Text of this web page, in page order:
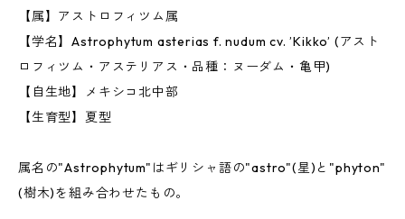
【属】アストロフィツム属
【学名】Astrophytum asterias f. nudum cv. ’Kikko’ (アスト
ロフィツム・アステリアス・品種：ヌーダム・亀甲)
【自生地】メキシコ北中部
【生育型】夏型
属名の"Astrophytum"はギリシャ語の"astro"(星)と"phyton"
(樹木)を組み合わせたもの。